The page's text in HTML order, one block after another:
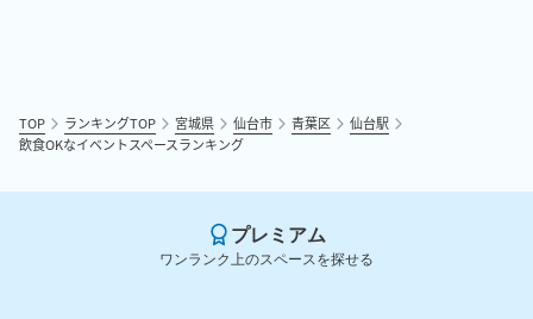
TOP ランキングTOP 宮城県 仙台市 青葉区
仙台駅
飲食OKなイベントスペースランキング
プレミアム
ワンランク上のスペースを探せる